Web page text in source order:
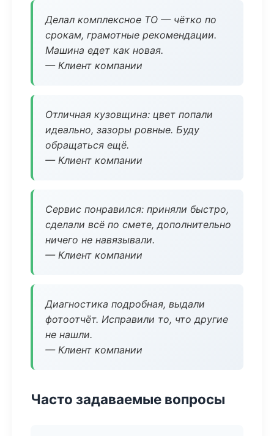
Делал комплексное ТО — чётко по
срокам, грамотные рекомендации.
Машина едет как новая.
— Клиент компании
Отличная кузовщина: цвет попали
идеально, зазоры ровные. Буду
обращаться ещё.
— Клиент компании
Сервис понравился: приняли быстро,
сделали всё по смете, дополнительно
ничего не навязывали.
— Клиент компании
Диагностика подробная, выдали
фотоотчёт. Исправили то, что другие
не нашли.
— Клиент компании
Часто задаваемые вопросы